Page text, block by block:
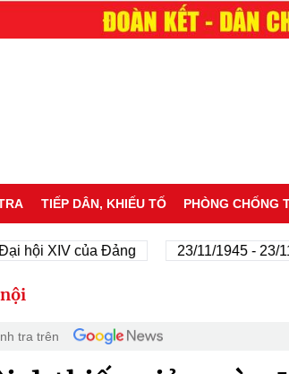
TIẾP DÂN, KHIẾU TỐ PHÒNG CHỐNG
XIV của Đảng 23/11/1945 - 23/11/
tra trên